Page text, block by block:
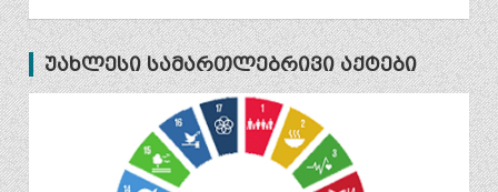
უახლესი სამართლებრივი აქტები